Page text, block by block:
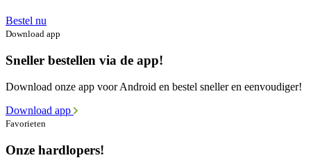
Bestel nu
Download app
Sneller bestellen via de app!
Download onze app voor Android en bestel sneller en eenvoudiger!
Download app
Favorieten
Onze hardlopers!